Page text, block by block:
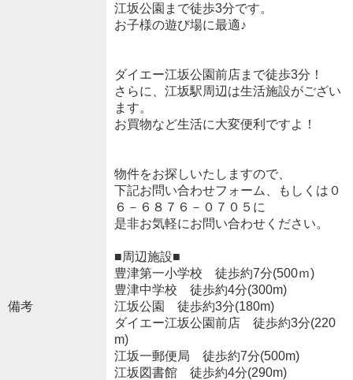
備考
江坂公園まで徒歩3分です。
お子様の遊び場に最適♪
ダイエー江坂公園前店まで徒歩3分！
さらに、江坂駅周辺は生活施設がござい
ます。
お買物など生活に大変便利ですよ！
物件をお探しいたしますので、
下記お問い合わせフォーム、もしくは０
６－６８７６－０７０５に
是非お気軽にお問い合わせください。
■周辺施設■
豊津第一小学校 徒歩約7分(500ｍ)
豊津中学校 徒歩約4分(300m)
江坂公園 徒歩約3分(180m)
ダイエー江坂公園前店 徒歩約3分(220
m)
江坂一郵便局 徒歩約7分(500m)
江坂図書館 徒歩約4分(290m)